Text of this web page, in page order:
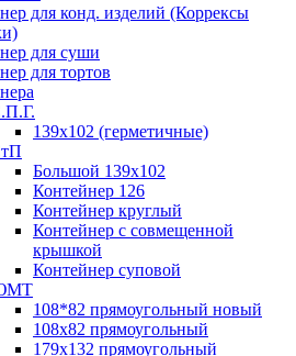
для конд. изделий (Коррексы
для суши
для тортов
139х102 (герметичные)
Большой 139х102
Контейнер 126
Контейнер круглый
Контейнер с совмещенной
крышкой
Контейнер суповой
108*82 прямоугольный новый
108х82 прямоугольный
179х132 прямоугольный